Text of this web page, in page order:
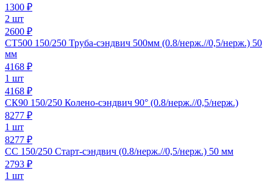
1300 ₽
2 шт
2600 ₽
СТ500 150/250 Труба-сэндвич 500мм (0.8/нерж.//0,5/нерж.) 50
мм
4168 ₽
1 шт
4168 ₽
СК90 150/250 Колено-сэндвич 90° (0.8/нерж.//0,5/нерж.)
8277 ₽
1 шт
8277 ₽
СС 150/250 Старт-сэндвич (0.8/нерж.//0,5/нерж.) 50 мм
2793 ₽
1 шт